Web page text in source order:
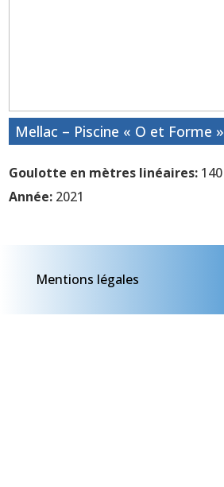
Mellac – Piscine « O et Forme »
Goulotte en mètres linéaires: 140
Année: 2021
Mentions légales